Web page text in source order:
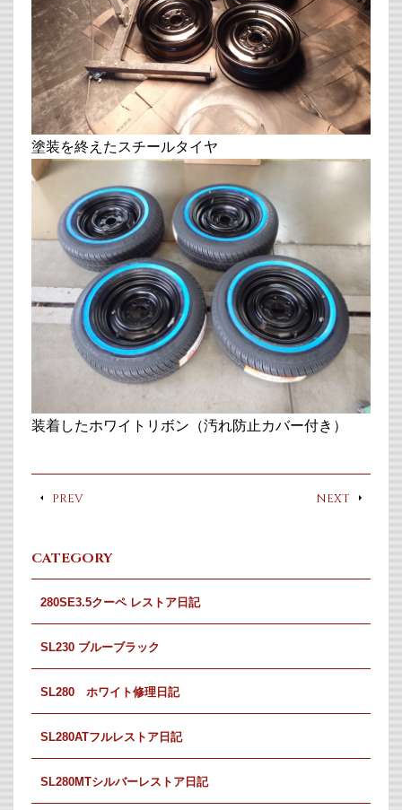
塗装を終えたスチールタイヤ
装着したホワイトリボン（汚れ防止カバー付き）
PREV NEXT
CATEGORY
280SE3.5クーペ レストア日記
SL230 ブルーブラック
SL280 ホワイト修理日記
SL280ATフルレストア日記
SL280MTシルバーレストア日記